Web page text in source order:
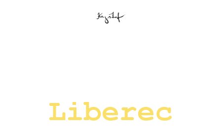
Liberec